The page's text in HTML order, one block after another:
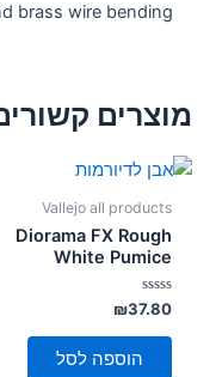
brass wire bending
מוצרים
Vallejo all products
Diorama FX Rough
White Pumice
דורג
0
מתוך
₪37.80
הוספה לסל